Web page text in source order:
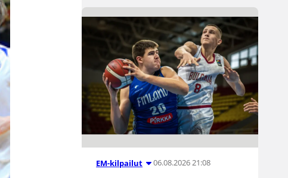
EM-kilpailut 06.08.2026 21:08